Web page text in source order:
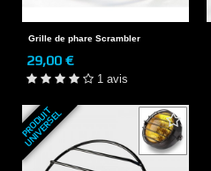
Grille de phare Scrambler
29,00 €
1 avis
P
R
O
D
U
I
T
U
N
I
V
E
R
S
E
L